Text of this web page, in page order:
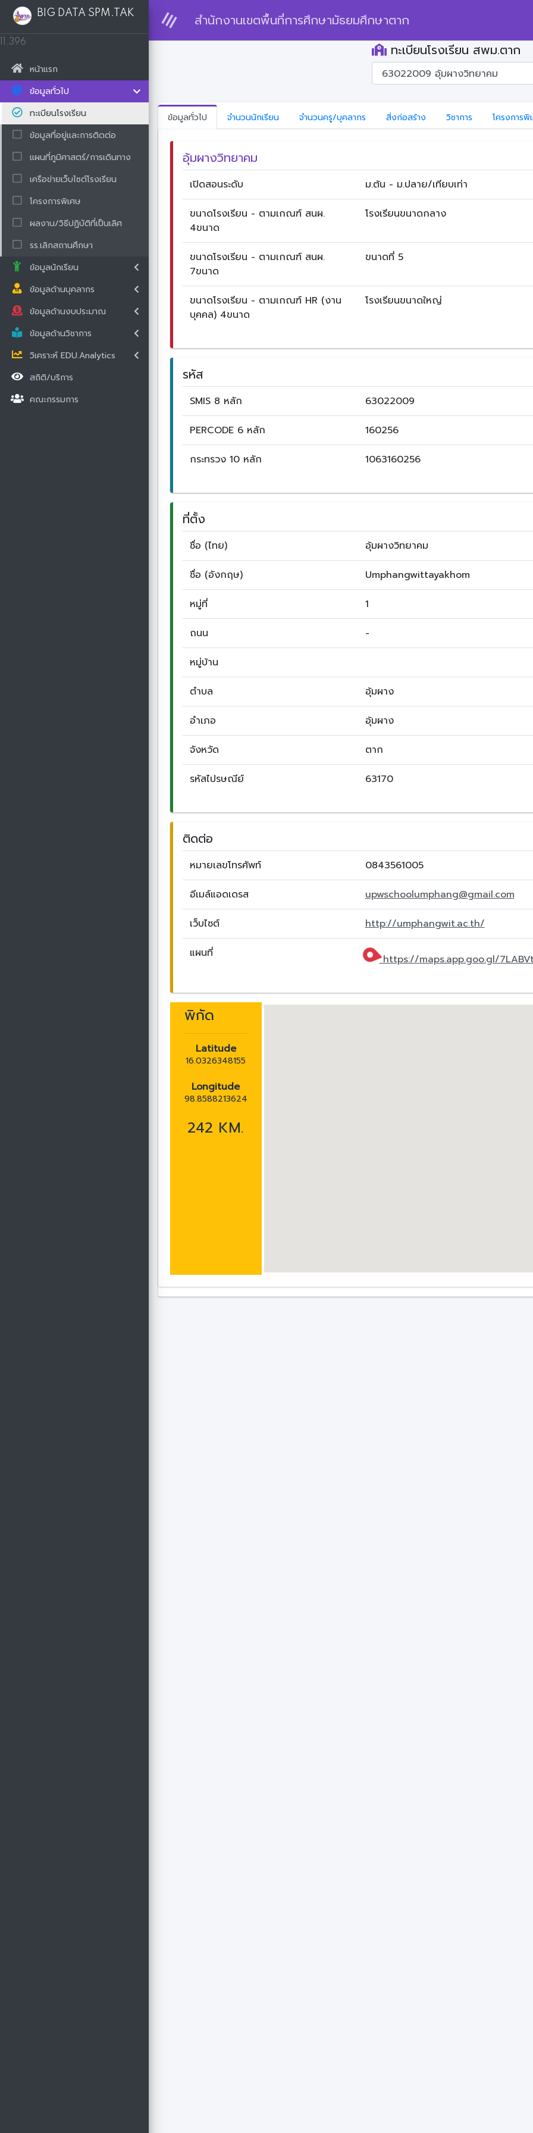
สำนักงานเขตพื้นที่การศึกษามัธยมศึกษาตาก
BIG DATA SPM.TAK
11.396
หน้าแรก
ข้อมูลทั่วไป
ทะเบียนโรงเรียน
ข้อมูลที่อยู่และการติดต่อ
แผนที่ภูมิศาสตร์/การเดินทาง
เครือข่ายเว็บไซต์โรงเรียน
โครงการพิเศษ
ผลงาน/วิธีปฏิบัติที่เป็นเลิศ
รร.เลิกสถานศึกษา
ข้อมูลนักเรียน
ข้อมูลด้านบุคลากร
ข้อมูลด้านงบประมาณ
ข้อมูลด้านวิชาการ
วิเคราะห์ EDU.Analytics
สถิติ/บริการ
คณะกรรมการ
ทะเบียนโรงเรียน สพม.ตาก
ข้อมูลทั่วไป จำนวนนักเรียน จำนวนครู/บุคลากร สิ่งก่อสร้าง วิชาการ โครงการพิ
อุ้มผางวิทยาคม
เปิดสอนระดับ ม.ต้น - ม.ปลาย/เทียบเท่า
ขนาดโรงเรียน - ตามเกณฑ์ สนผ.
4ขนาด
โรงเรียนขนาดกลาง
ขนาดโรงเรียน - ตามเกณฑ์ สนผ.
7ขนาด
ขนาดที่ 5
ขนาดโรงเรียน - ตามเกณฑ์ HR (งาน
บุคคล) 4ขนาด
โรงเรียนขนาดใหญ่
รหัส
SMIS 8 หลัก 63022009
PERCODE 6 หลัก 160256
กระทรวง 10 หลัก 1063160256
ที่ตั้ง
ชื่อ (ไทย) อุ้มผางวิทยาคม
ชื่อ (อังกฤษ) Umphangwittayakhom
หมู่ที่ 1
ถนน -
หมู่บ้าน
ตำบล อุ้มผาง
อำเภอ อุ้มผาง
จังหวัด ตาก
รหัสไปรษณีย์ 63170
ติดต่อ
หมายเลขโทรศัพท์ 0843561005
อีเมล์แอดเดรส upwschoolumphang@gmail.com
เว็บไซต์ http://umphangwit.ac.th/
แผนที่ https://maps.app.goo.gl/
พิกัด
Latitude
16.0326348155
Longitude
98.8588213624
242 KM.